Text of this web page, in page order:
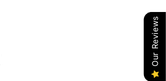
Our Reviews